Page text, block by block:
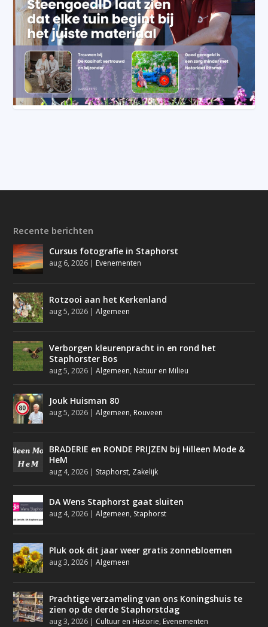
Recente berichten
Cursus fotografie in Staphorst
aug 6, 2026 | Evenementen
Rotzooi aan het Kerkenland
aug 5, 2026 |Algemeen
Verborgen kleurenpracht in en rond het
Staphorster Bos
aug 5, 2026 |Algemeen, Natuur en Milieu
Jouk Huisman 80
aug 5, 2026 |Algemeen, Rouveen
BRADERIE en RONDE PRIJZEN bij Hilleen Mode &
HeM
aug 4, 2026 | Staphorst, Zakelijk
DA Wens Staphorst gaat sluiten
aug 4, 2026 |Algemeen, Staphorst
Pluk ook dit jaar weer gratis zonnebloemen
aug 3, 2026 |Algemeen
Prachtige verzameling van ons Koningshuis te
zien op de derde Staphorstdag
aug 3, 2026 | Cultuur en Historie, Evenementen